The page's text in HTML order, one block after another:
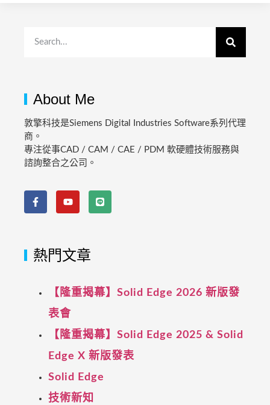
About Me
敦擎科技是Siemens Digital Industries Software系列代理
商。
專注從事CAD / CAM / CAE / PDM 軟硬體技術服務與
諮詢整合之公司。
熱門文章
【隆重揭幕】Solid Edge 2026 新版發
表會
【隆重揭幕】Solid Edge 2025 & Solid
Edge X 新版發表
Solid Edge
技術新知